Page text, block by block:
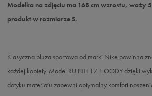
Modelka na zdjęciu ma 168 cm wzrostu, waży
produkt w rozmiarze S.
Klasyczna bluza sportowa od marki Nike powinna
każdej kobiety. Model RU NTF FZ HOODY dzięki
dotyku materiału zapewni optymalny komfort